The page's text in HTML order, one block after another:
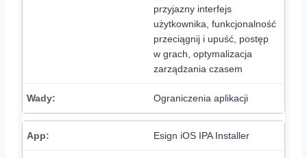
przyjazny interfejs
użytkownika, funkcjonalność
przeciągnij i upuść, postęp
w grach, optymalizacja
zarządzania czasem
Ograniczenia aplikacji
Esign iOS IPA Installer